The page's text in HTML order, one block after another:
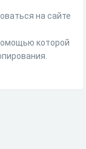
на сайте
которой